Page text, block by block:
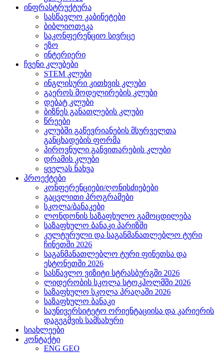
ინფრასტრუქტურა
სასწავლო კაბინეტები
ბიბლიოთეკა
საკონფერენციო სივრცე
ეზო
ინტერიერი
ჩვენი კლუბები
STEM კლუბი
ინგლისური კითხვის კლუბი
გაეროს მოდელირების კლუბი
დებატ კლუბი
ბიზნეს განათლების კლუბი
წრეები
კლუბში გაწევრიანების მსურველთა
განცხადების ფორმა
პიროვნული განვითარების კლუბი
დრამის კლუბი
ყველას ნახვა
პროექტები
კონფერენციები/ღონისძიებები
გაცვლითი პროგრამები
სკოლა/ბანაკები
ლონდონის საზაფხულო გამოცდილება
საზაფხულო ბანაკი პარიზში
კულტურული და საგანმანათლებლო ტური
ჩინეთში 2026
საგანმანათლებლო ტური ფინეთსა და
ესტონეთში 2026
სასწავლო ვიზიტი სტრასბურგში 2026
ლიდერობის სკოლა სტოკჰოლმში 2026
საზაფხულო სკოლა პრაღაში 2026
საზაფხულო ბანაკი
საუნივერსიტეტო ორიენტაციისა და კარიერის
დაგეგმვის სამსახური
სიახლეები
კონტაქტი
ENG GEO